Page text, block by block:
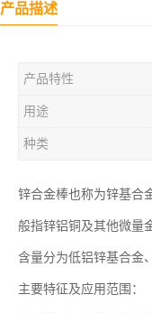
产品描述
产品特性
用途
种类
锌合金棒也称为锌基合
般指锌铝铜及其他微量
含量分为低铝锌基合金
主要特征及应用范围：